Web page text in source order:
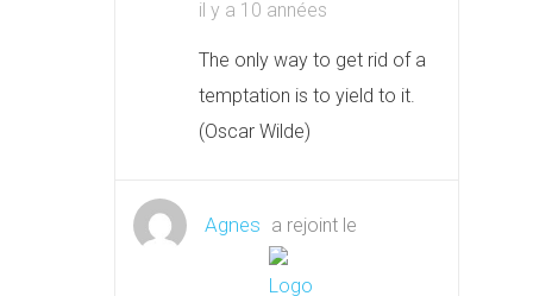
il y a 10 années
The only way to get rid of a
temptation is to yield to it.
(Oscar Wilde)
Agnes a rejoint le